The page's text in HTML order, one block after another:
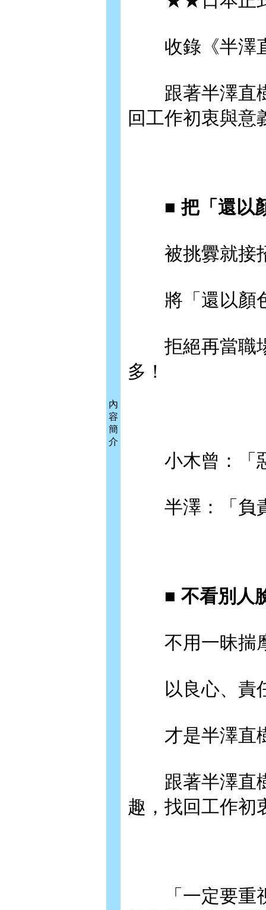
內
容
簡
介
收錄《半澤直
跟著半澤直樹
回工作初衷與意
■ 把「還以顏
被挑釁就接
將「還以顏色
拒絕再當職場
多！
小木曾：「惡
半澤：「負責
■ 不看別人臉
不用一昧揣摩
以良心、責任
才是半澤直樹
跟著半澤直樹
趣，找回工作初
「一定要重視